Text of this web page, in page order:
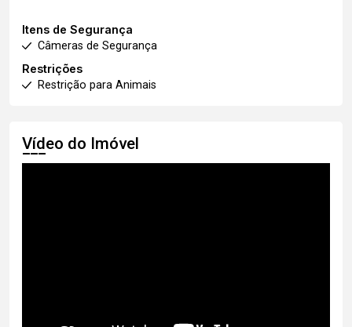
Itens de Segurança
Câmeras de Segurança
Restrições
Restrição para Animais
Vídeo do Imóvel